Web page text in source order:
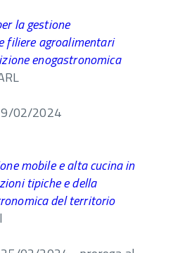
la gestione
filiere agroalimentari
enogastronomica
9/02/2024
mobile e alta cucina in
tipiche e della
del territorio